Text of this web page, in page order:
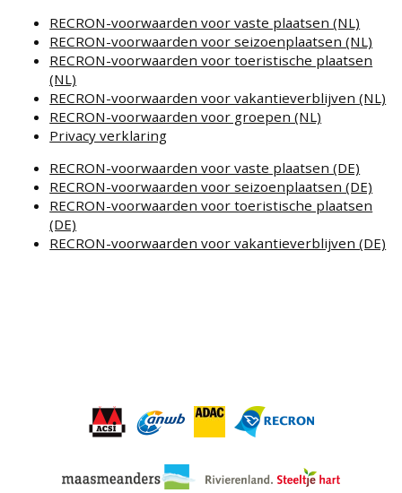
RECRON-voorwaarden voor vaste plaatsen (NL)
RECRON-voorwaarden voor seizoenplaatsen (NL)
RECRON-voorwaarden voor toeristische plaatsen
(NL)
RECRON-voorwaarden voor vakantieverblijven (NL)
RECRON-voorwaarden voor groepen (NL)
Privacy verklaring
RECRON-voorwaarden voor vaste plaatsen (DE)
RECRON-voorwaarden voor seizoenplaatsen (DE)
RECRON-voorwaarden voor toeristische plaatsen
(DE)
RECRON-voorwaarden voor vakantieverblijven (DE)